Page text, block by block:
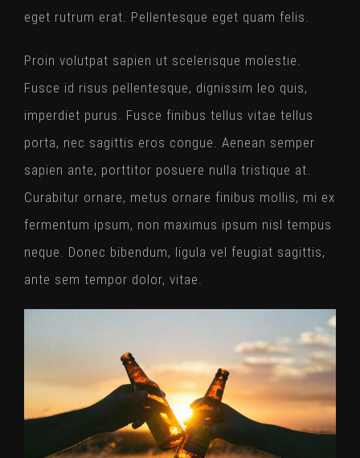
eget rutrum erat. Pellentesque eget quam felis.
Proin volutpat sapien ut scelerisque molestie.
Fusce id risus pellentesque, dignissim leo quis,
imperdiet purus. Fusce finibus tellus vitae tellus
porta, nec sagittis eros congue. Aenean semper
sapien ante, porttitor posuere nulla tristique at.
Curabitur ornare, metus ornare finibus mollis, mi ex
fermentum ipsum, non maximus ipsum nisl tempus
neque. Donec bibendum, ligula vel feugiat sagittis,
ante sem tempor dolor, vitae.